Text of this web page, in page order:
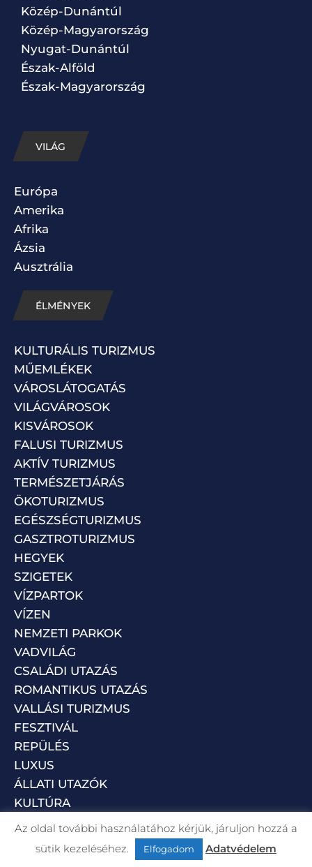
Közép-Dunántúl
Közép-Magyarország
Nyugat-Dunántúl
Észak-Alföld
Észak-Magyarország
VILÁG
Európa
Amerika
Afrika
Ázsia
Ausztrália
ÉLMÉNYEK
KULTURÁLIS TURIZMUS
MŰEMLÉKEK
VÁROSLÁTOGATÁS
VILÁGVÁROSOK
KISVÁROSOK
FALUSI TURIZMUS
AKTÍV TURIZMUS
TERMÉSZETJÁRÁS
ÖKOTURIZMUS
EGÉSZSÉGTURIZMUS
GASZTROTURIZMUS
HEGYEK
SZIGETEK
VÍZPARTOK
VÍZEN
NEMZETI PARKOK
VADVILÁG
CSALÁDI UTAZÁS
ROMANTIKUS UTAZÁS
VALLÁSI TURIZMUS
FESZTIVÁL
REPÜLÉS
LUXUS
ÁLLATI UTAZÓK
KULTÚRA
Az oldal további használatához kérjük, járuljon hozzá a
sütik kezeléséhez.
Elfogadom Adatvédelem